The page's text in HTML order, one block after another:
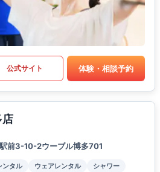
公式サイト 体験・相談予約
店
前3-10-2ウーブル博多701
ンタル ウェアレンタル
シャワー